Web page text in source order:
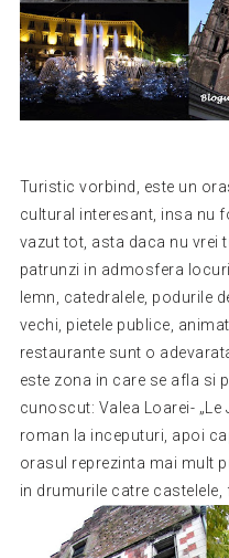
Turistic vorbind, este un
cultural interesant, insa nu
vazut tot, asta daca nu vrei
patrunzi in admosfera
lemn, catedralele, podurile
vechi, pietele publice,
restaurante sunt o
este zona in care se afla si
cunoscut: Valea Loarei- „Le
roman la inceputuri, apoi
orasul reprezinta mai mult
in drumurile catre